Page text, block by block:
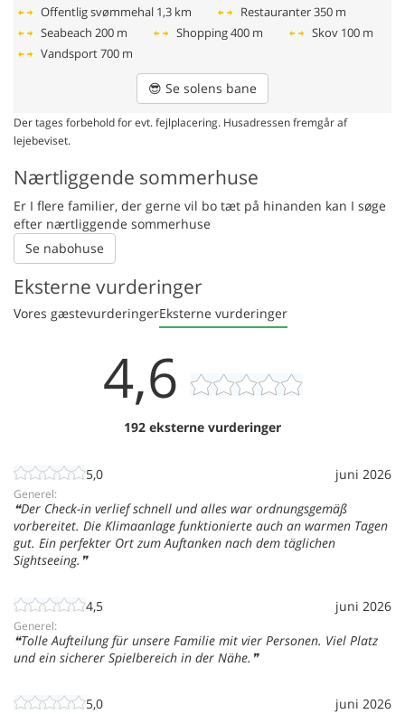
Offentlig svømmehal 1,3 km Restauranter350 m
Seabeach 200 m Shopping400 m Skov 100 m
Vandsport700 m
😎 Se solens bane
Der tages forbehold for evt. fejlplacering. Husadressen fremgår af
lejebeviset.
Nærtliggende sommerhuse
Er I flere familier, der gerne vil bo tæt på hinanden kan I søge
efter nærtliggende sommerhuse
Se nabohuse
Eksterne vurderinger
Vores gæstevurderingerEksterne vurderinger
4,6
192 eksterne vurderinger
5,0 juni 2026
Generel:
Der Check-in verlief schnell und alles war ordnungsgemäß
vorbereitet. Die Klimaanlage funktionierte auch an warmen Tagen
gut. Ein perfekter Ort zum Auftanken nach dem täglichen
Sightseeing.
4,5 juni 2026
Generel:
Tolle Aufteilung für unsere Familie mit vier Personen. Viel Platz
und ein sicherer Spielbereich in der Nähe.
5,0 juni 2026